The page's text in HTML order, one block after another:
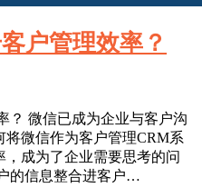
户管理效率？
？ 微信已成为企业与客户沟
微信作为客户管理CRM系
成为了企业需要思考的问
的信息整合进客户…